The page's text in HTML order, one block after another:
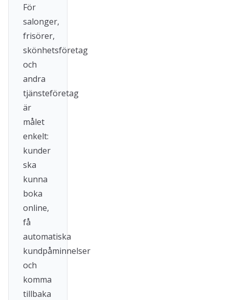
För
salonger,
frisörer,
skönhetsföretag
och
andra
tjänsteföretag
är
målet
enkelt:
kunder
ska
kunna
boka
online,
få
automatiska
kundpåminnelser
och
komma
tillbaka